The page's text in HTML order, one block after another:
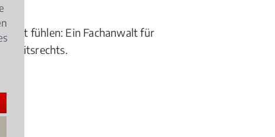
fühlen: Ein Fachanwalt für